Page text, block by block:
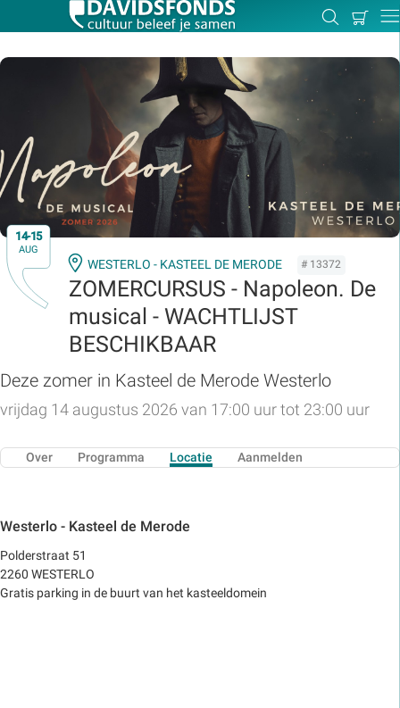
Zoeken
Mijn
14-15
AUG
WESTERLO - KASTEEL DE MERODE # 13372
ZOMERCURSUS - Napoleon. De
musical - WACHTLIJST
BESCHIKBAAR
Deze zomer in Kasteel de Merode Westerlo
vrijdag 14 augustus 2026 van 17:00 uur tot 23:00 uur
Over Programma Locatie Aanmelden
Westerlo - Kasteel de Merode
Polderstraat 51
2260 WESTERLO
Gratis parking in de buurt van het kasteeldomein
Zoek:
Zoeken